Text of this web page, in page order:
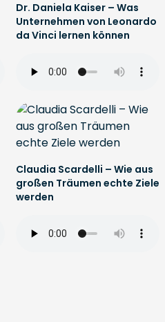
Dr. Daniela Kaiser – Was
Unternehmen von Leonardo
da Vinci lernen können
Claudia Scardelli – Wie aus
großen Träumen echte Ziele
werden